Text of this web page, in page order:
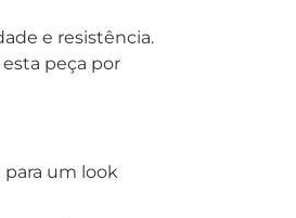
e resistência.
peça por
para um look